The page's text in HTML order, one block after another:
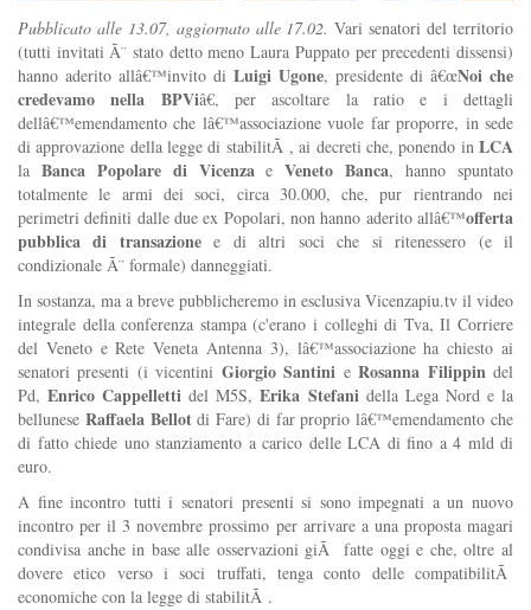
Pubblicato alle 13.07, aggiornato alle 17.02. Vari senatori del territorio
(tutti invitati Ã¨ stato detto meno Laura Puppato per precedenti dissensi)
hanno aderito allâ€™invito di Luigi Ugone, presidente di â€œNoi che
credevamo nella BPViâ€, per ascoltare la ratio e i dettagli
dellâ€™emendamento che lâ€™associazione vuole far proporre, in sede
di approvazione della legge di stabilitÃ , ai decreti che, ponendo inLCA
la Banca Popolare di VicenzaeVeneto Banca, hanno spuntato
totalmente le armi dei soci, circa 30.000, che, pur rientrando nei
perimetri definiti dalle due ex Popolari, non hanno aderito allâ€™offerta
pubblica di transazionee di altri soci che si ritenessero (e il
condizionale Ã¨ formale) danneggiati.
In sostanza, ma a breve pubblicheremo in esclusiva Vicenzapiu.tv il video
integrale della conferenza stampa (c'erano i colleghi di Tva, Il Corriere
del Veneto e Rete Veneta Antenna 3), lâ€™associazione ha chiesto ai
senatori presenti (i vicentini Giorgio Santini eRosanna Filippindel
Pd,Enrico Cappelletti del M5S,Erika Stefani della Lega Nord e la
bellunese Raffaela Bellotdi Fare) di far proprio lâ€™emendamento che
di fatto chiede uno stanziamento a carico delle LCA di fino a 4 mld di
euro.
A fine incontro tutti i senatori presenti si sono impegnati a un nuovo
incontro per il 3 novembre prossimo per arrivare a una proposta magari
condivisa anche in base alle osservazioni giÃ fatte oggi e che, oltre al
dovere etico verso i soci truffati, tenga conto delle compatibilitÃ
economiche con la legge di stabilitÃ .